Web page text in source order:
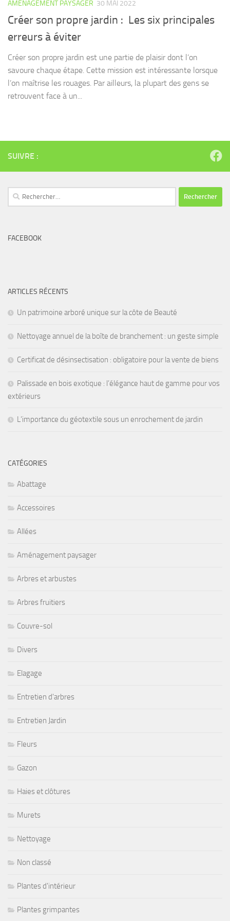
AMÉNAGEMENT PAYSAGER 30 MAI 2022
Créer son propre jardin : Les six principales
erreurs à éviter
Créer son propre jardin est une partie de plaisir dont l’on
savoure chaque étape. Cette mission est intéressante lorsque
l’on maîtrise les rouages. Par ailleurs, la plupart des gens se
retrouvent face à un...
SUIVRE :
Rechercher :
FACEBOOK
ARTICLES RÉCENTS
Un patrimoine arboré unique sur la côte de Beauté
Nettoyage annuel de la boîte de branchement : un geste simple
Certificat de désinsectisation : obligatoire pour la vente de biens
Palissade en bois exotique : l’élégance haut de gamme pour vos
extérieurs
L’importance du géotextile sous un enrochement de jardin
CATÉGORIES
Abattage
Accessoires
Allées
Aménagement paysager
Arbres et arbustes
Arbres fruitiers
Couvre-sol
Divers
Elagage
Entretien d'arbres
Entretien Jardin
Fleurs
Gazon
Haies et clôtures
Murets
Nettoyage
Non classé
Plantes d'intérieur
Plantes grimpantes